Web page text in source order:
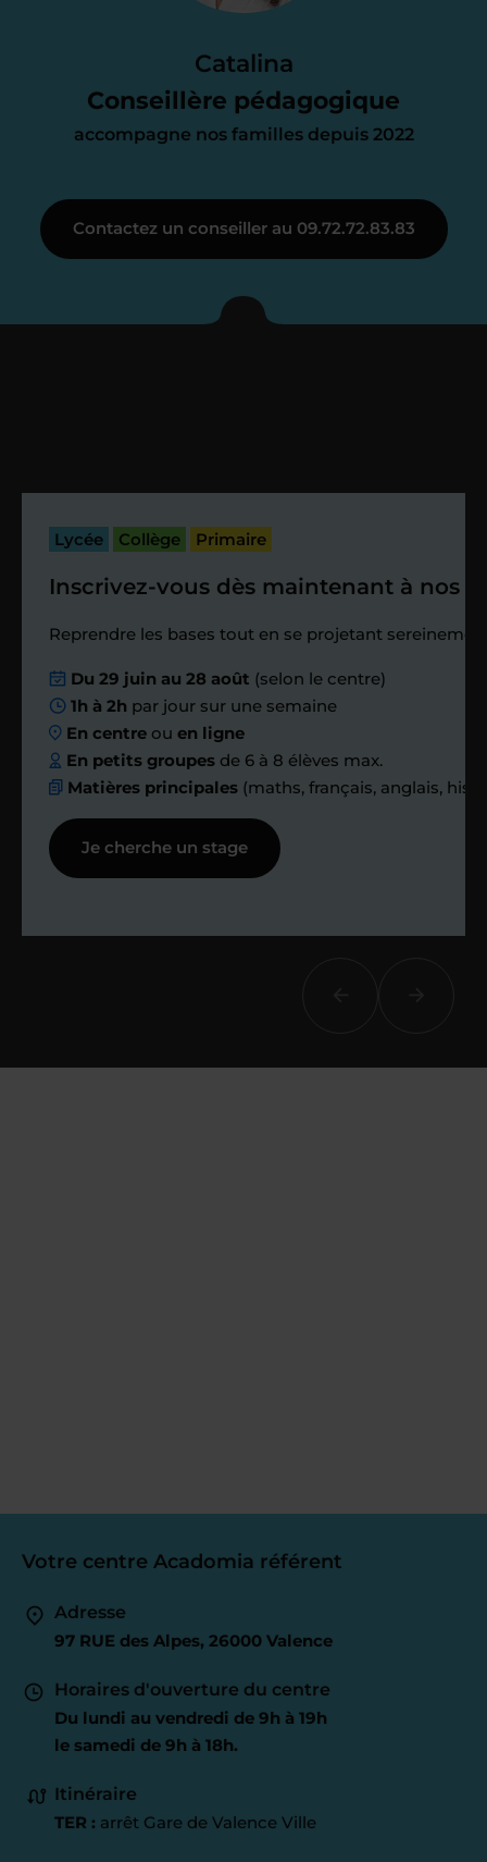
Catalina
Conseillère pédagogique
accompagne nos familles depuis 2022
parfait. À partir de maintenant nous
nous occupons de tout.
Je vous présente votre
enseignant sous 72
passé.
Étape 4
Nous planifions
ensemble des
échanges réguliers
Afin de suivre le travail et les progrès
réalisés, votre enseignant et moi-
même vous proposons des points et
Contactez un conseiller au 09.72.72.83.83
Lycée Collège Primaire
Inscrivez-vous dès maintenant à nos
Reprendre les bases tout en se projetant
Du 29 juin au 28 août (selon le centre)
1h à 2h par jour sur une semaine
En centre ouen ligne
En petits groupes de 6 à 8 élèves max.
Matières principales (maths, français, anglais,
Je cherche un stage
Votre centre Acadomia référent
Adresse
97 RUE des Alpes, 26000 Valence
Horaires d'ouverture du centre
Du lundi au vendredi de 9h à 19h
le samedi de 9h à 18h.
Itinéraire
TER : arrêt Gare de Valence Ville